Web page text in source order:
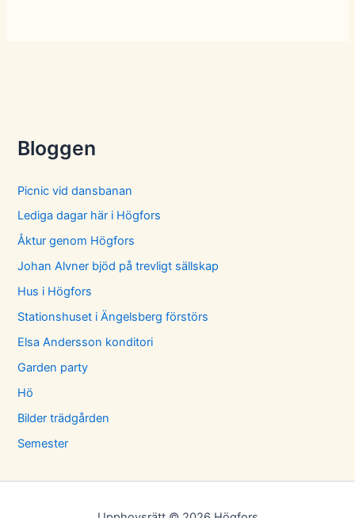
Bloggen
Picnic vid dansbanan
Lediga dagar här i Högfors
Åktur genom Högfors
Johan Alvner bjöd på trevligt sällskap
Hus i Högfors
Stationshuset i Ängelsberg förstörs
Elsa Andersson konditori
Garden party
Hö
Bilder trädgården
Semester